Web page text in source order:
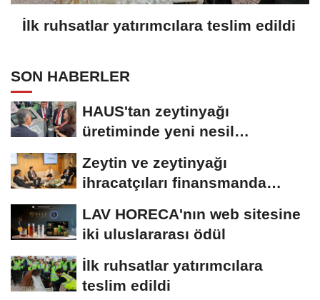
İlk ruhsatlar yatırımcılara teslim edildi
SON HABERLER
HAUS'tan zeytinyağı
üretiminde yeni nesil
Zeytin ve zeytinyağı
ihracatçıları finansmanda
LAV HORECA'nın web sitesine
iki uluslararası ödül
İlk ruhsatlar yatırımcılara
teslim edildi